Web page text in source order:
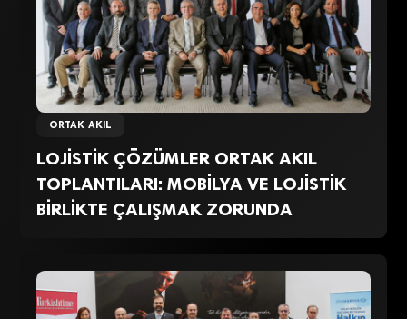
ORTAK AKIL
LOJİSTİK ÇÖZÜMLER ORTAK AKIL
TOPLANTILARI: MOBİLYA VE LOJİSTİK
BİRLİKTE ÇALIŞMAK ZORUNDA